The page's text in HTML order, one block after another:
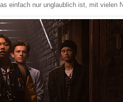
einfach nur unglaublich ist, mit vielen